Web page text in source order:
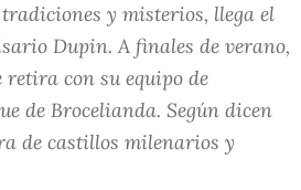
y misterios, llega el
Dupin. A finales de verano,
con su equipo de
de Brocelianda. Según dicen
de castillos milenarios y